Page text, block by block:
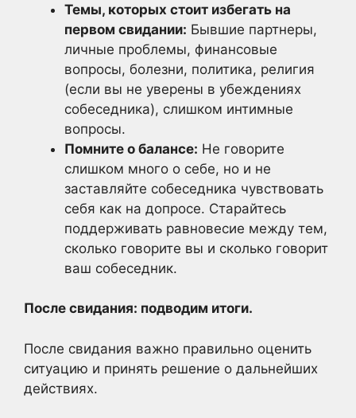
Темы, которых стоит избегать на
первом свидании: Бывшие партнеры,
личные проблемы, финансовые
вопросы, болезни, политика, религия
(если вы не уверены в убеждениях
собеседника), слишком интимные
вопросы.
Помните о балансе: Не говорите
слишком много о себе, но и не
заставляйте собеседника чувствовать
себя как на допросе. Старайтесь
поддерживать равновесие между тем,
сколько говорите вы и сколько говорит
ваш собеседник.
После свидания: подводим итоги.
После свидания важно правильно оценить
ситуацию и принять решение о дальнейших
действиях.